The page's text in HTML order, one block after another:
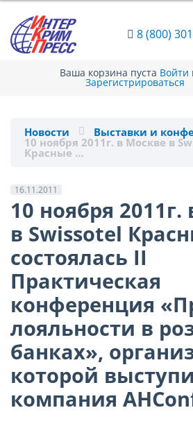
8 (800)
Ваша корзина пуста Войти
Зарегистрироваться
Новости Выставки и
10 ноября 2011г. в Москве в
Красные …
16.11.2011
10 ноября
в Swissotel
состоялась II
Практическая
конференция
лояльности в
банках»,
которой
компания